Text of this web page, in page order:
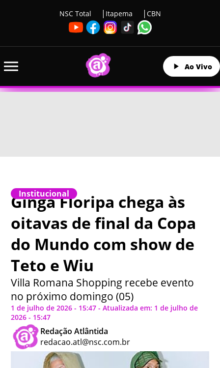
NSC Total Itapema CBN
Ao Vivo
Institucional
Ginga Floripa chega às
oitavas de final da Copa
do Mundo com show de
Teto e Wiu
Villa Romana Shopping recebe evento
no próximo domingo (05)
1 de julho de 2026 - 15:47 - Atualizada em: 1 de julho de
2026 - 15:47
Redação Atlântida
redacao.atl@nsc.com.br